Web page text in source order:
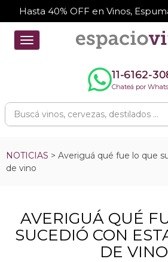
Hasta 40% OFF en Vinos,
Toggle
navigation
11-6162-
Chateá por
NOTICIAS > Averiguá qué fue lo que
de vino
AVERIGUÁ QUÉ
SUCEDIÓ CON
DE VINO